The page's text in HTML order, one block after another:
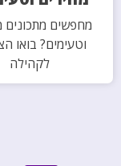
מחפשים מתכונים
וטעימים? בואו
לקהילה